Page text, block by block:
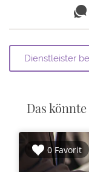
Das
0 Favorit